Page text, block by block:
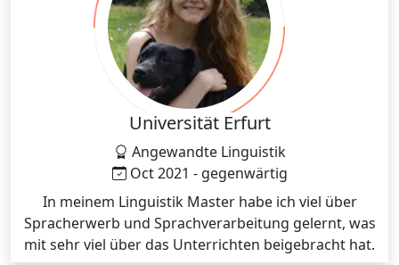
Universität Erfurt
Angewandte Linguistik
Oct 2021 - gegenwärtig
In meinem Linguistik Master habe ich viel über
Spracherwerb und Sprachverarbeitung gelernt, was
mit sehr viel über das Unterrichten beigebracht hat.